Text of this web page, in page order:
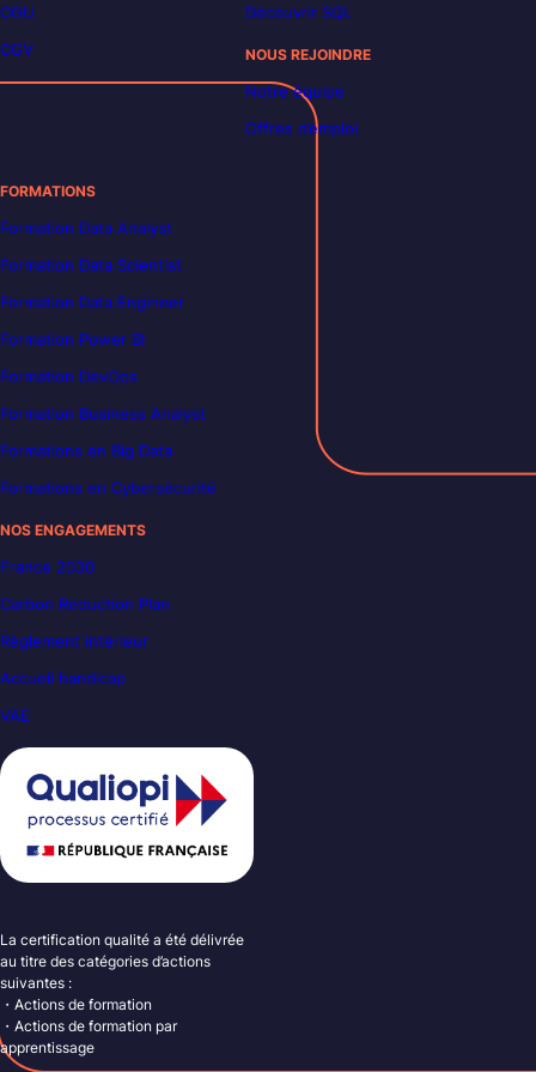
CGU
CGV
Découvrir SQL
NOUS REJOINDRE
Notre équipe
Offres d’emploi
FORMATIONS
Formation Data Analyst
Formation Data Scientist
Formation Data Engineer
Formation Power BI
Formation DevOps
Formation Business Analyst
Formations en Big Data
Formations en Cybersécurité
NOS ENGAGEMENTS
France 2030
Carbon Reduction Plan
Règlement intérieur
Accueil handicap
VAE
La certification qualité a été délivrée
au titre des catégories d’actions
suivantes :
・Actions de formation
・Actions de formation par
apprentissage